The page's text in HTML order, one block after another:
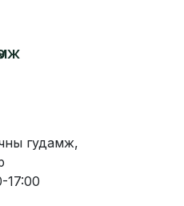
гудамж,
17:00